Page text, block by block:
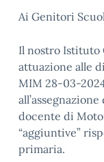
Ai Genitori
Il nostro Istituto
attuazione alle
MIM 28-03-
docente di
“aggiuntive”
primaria.